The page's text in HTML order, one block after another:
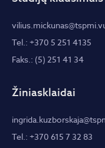
Tel.: +370 5 251 4135
Faks.: (5) 251 41 34
Žiniasklaidai
Tel.: +370 615 7 32 83